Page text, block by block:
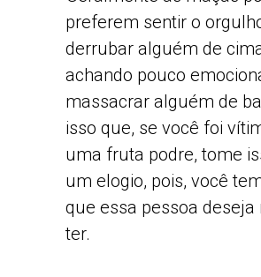
preferem sentir o
derrubar alguém de
achando pouco
massacrar alguém de
isso que, se você foi
uma fruta podre, tome
um elogio, pois, você
que essa pessoa deseja
ter.